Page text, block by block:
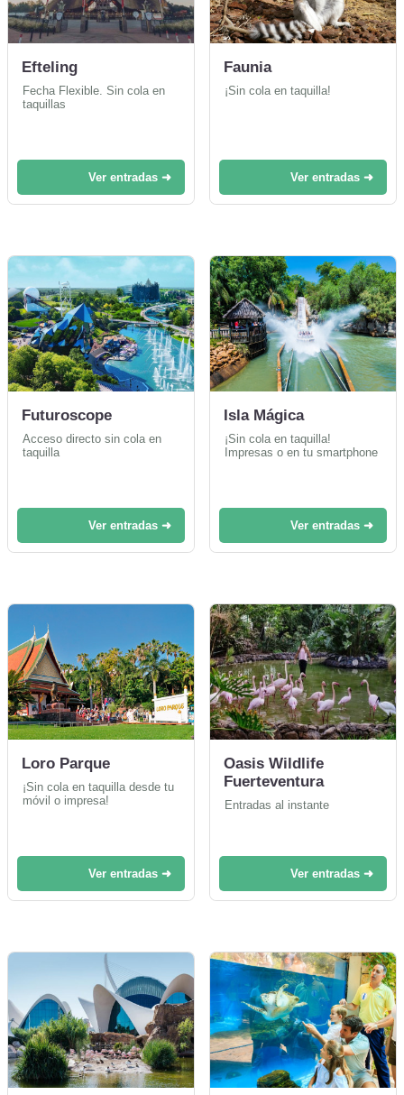
Efteling
Fecha Flexible. Sin cola en
taquillas
Ver entradas ➜
Faunia
¡Sin cola en taquilla!
Ver entradas ➜
Futuroscope
Acceso directo sin cola en
taquilla
Ver entradas ➜
Isla Mágica
¡Sin cola en taquilla!
Impresas o en tu smartphone
Ver entradas ➜
Loro Parque
¡Sin cola en taquilla desde tu
móvil o impresa!
Ver entradas ➜
Oasis Wildlife
Fuerteventura
Entradas al instante
Ver entradas ➜